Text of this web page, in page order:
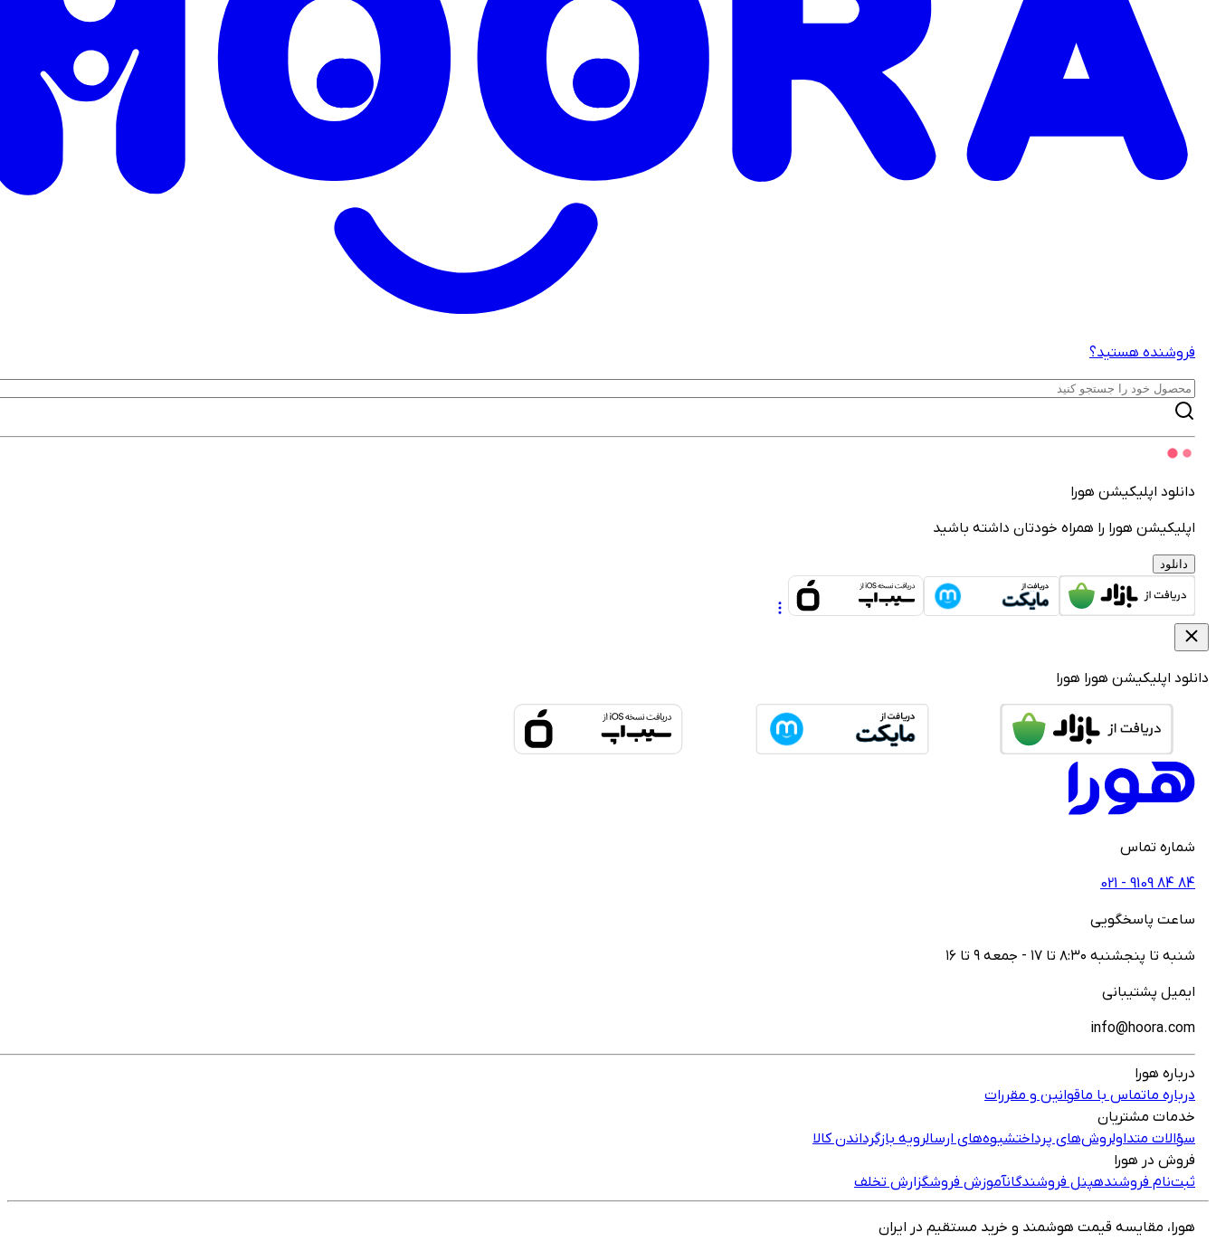
فروشنده هستید؟
دانلود اپلیکیشن هورا
اپلیکیشن هورا را همراه خودتان داشته باشید
دانلود
دانلود اپلیکیشن هورا هورا
شماره تماس
021 - ‎9109‎ ‎84‎ ‎84‎
ساعت پاسخگویی
شنبه تا پنجشنبه ۸:۳۰ تا ۱۷ - جمعه ۹ تا ۱۶
ایمیل پشتیبانی
info@hoora.com
درباره هورا
درباره ماتماس با ماقوانین و مقررات
خدمات مشتریان
سؤالات متداولروش‌های پرداختشیوه‌های ارسالرویه بازگرداندن کالا
فروش در هورا
ثبت‌نام فروشندهپنل فروشندگانآموزش فروشگزارش تخلف
هورا، مقایسه قیمت هوشمند و خرید مستقیم در ایران